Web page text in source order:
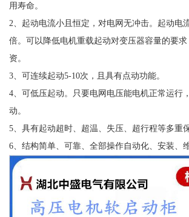
用寿命。
2、起动电流小且恒定，对电网无冲击。起动电
倍。可以降低电机重载起动对变压器容量的要
资。
3、可连续起动5-10次，且具有点动功能。
4、可低压起动。只要电网电压能电机正常运行
动。
5、具有起动超时、超温、失压、超行程等多重
6、结构简单、可靠、全部操作自动化、安装、